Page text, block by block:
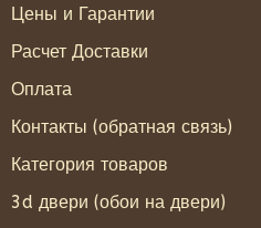
Цены и Гарантии
Расчет Доставки
Оплата
Контакты (обратная связь)
Категория товаров
3d двери (обои на двери)